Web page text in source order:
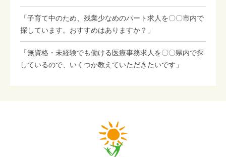
「子育て中のため、残業少なめのパート求人を〇〇市内で
探しています。おすすめはありますか？」
「無資格・未経験でも働ける医療事務求人を〇〇県内で探
しているので、いくつか教えていただきたいです」